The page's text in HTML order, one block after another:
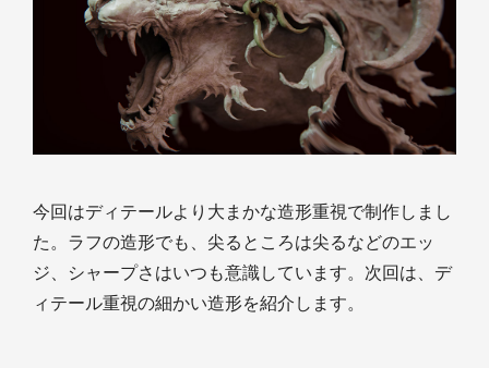
今回はディテールより大まかな造形重視で制作しまし
た。ラフの造形でも、尖るところは尖るなどのエッ
ジ、シャープさはいつも意識しています。次回は、デ
ィテール重視の細かい造形を紹介します。